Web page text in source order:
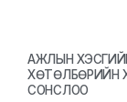
АЖЛЫН
ХӨТӨЛБӨРИЙН
СОНСЛОО